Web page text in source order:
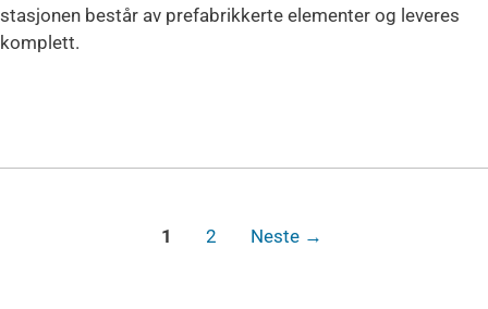
stasjonen består av prefabrikkerte elementer og leveres
komplett.
1 2 Neste →